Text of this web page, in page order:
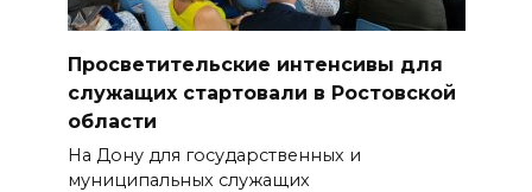
Просветительские интенсивы для
служащих стартовали в Ростовской
области
На Дону для государственных и
муниципальных служащих